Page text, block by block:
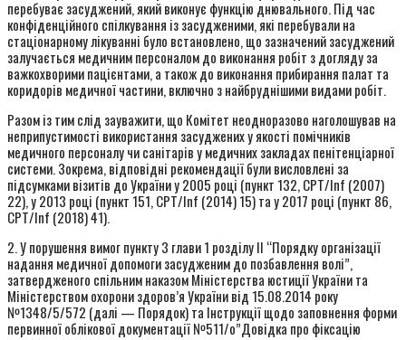
перебуває засуджений, який виконує функцію днювального. Під час
конфіденційного спілкування із засудженими, які перебували на
стаціонарному лікуванні було встановлено, що зазначений засуджений
залучається медичним персоналом до виконання робіт з догляду за
важкохворими пацієнтами, а також до виконання прибирання палат та
коридорів медичної частини, включно з найбруднішими видами робіт.
Разом із тим слід зауважити, що Комітет неодноразово наголошував на
неприпустимості використання засуджених у якості помічників
медичного персоналу чи санітарів у медичних закладах пенітенціарної
системи. Зокрема, відповідні рекомендації були висловлені за
підсумками візитів до України у 2005 році (пункт 132, CPT/Inf (2007)
22), у 2013 році (пункт 151, CPT/Inf (2014) 15) та у 2017 році (пункт 86,
CPT/Inf (2018) 41).
2. У порушення вимог пункту 3 глави 1 розділу II “Порядку організації
надання медичної допомоги засудженим до позбавлення волі”,
затвердженого спільним наказом Міністерства юстиції України та
Міністерством охорони здоров’я України від 15.08.2014 року
№1348/5/572 (далі — Порядок) та Інструкції щодо заповнення форми
первинної облікової документації №511/о”Довідка про фіксацію